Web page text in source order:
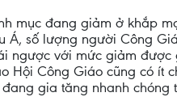
mục đang giảm ở khắp
Á, số lượng người Công
ngược với mức giảm được
Hội Công Giáo cũng có ít
gia tăng nhanh chóng